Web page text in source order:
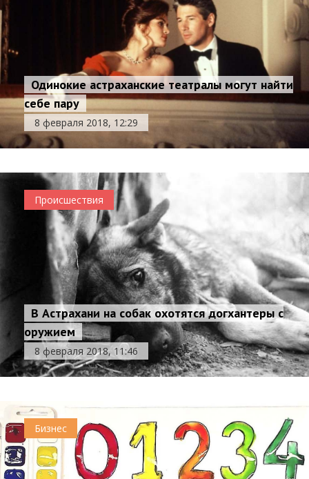
Одинокие астраханские театралы могут найти
себе пару
8 февраля 2018, 12:29
Происшествия
В Астрахани на собак охотятся догхантеры с
оружием
8 февраля 2018, 11:46
Бизнес